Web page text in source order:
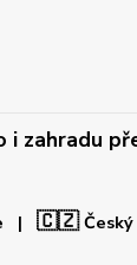
zahradu
| 🇨🇿